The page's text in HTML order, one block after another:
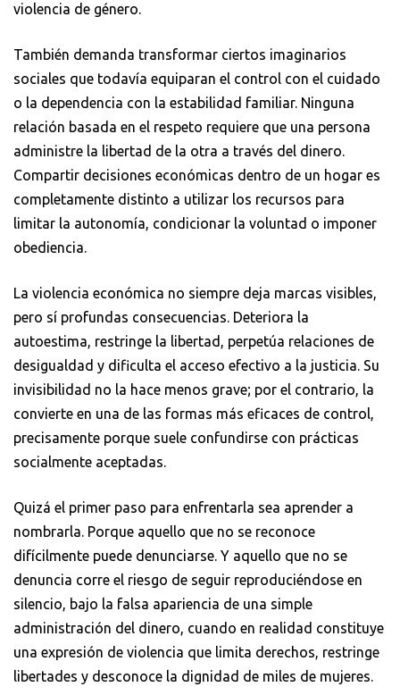
violencia de género.
También demanda transformar ciertos imaginarios
sociales que todavía equiparan el control con el cuidado
o la dependencia con la estabilidad familiar. Ninguna
relación basada en el respeto requiere que una persona
administre la libertad de la otra a través del dinero.
Compartir decisiones económicas dentro de un hogar es
completamente distinto a utilizar los recursos para
limitar la autonomía, condicionar la voluntad o imponer
obediencia.
La violencia económica no siempre deja marcas visibles,
pero sí profundas consecuencias. Deteriora la
autoestima, restringe la libertad, perpetúa relaciones de
desigualdad y dificulta el acceso efectivo a la justicia. Su
invisibilidad no la hace menos grave; por el contrario, la
convierte en una de las formas más eficaces de control,
precisamente porque suele confundirse con prácticas
socialmente aceptadas.
Quizá el primer paso para enfrentarla sea aprender a
nombrarla. Porque aquello que no se reconoce
difícilmente puede denunciarse. Y aquello que no se
denuncia corre el riesgo de seguir reproduciéndose en
silencio, bajo la falsa apariencia de una simple
administración del dinero, cuando en realidad constituye
una expresión de violencia que limita derechos, restringe
libertades y desconoce la dignidad de miles de mujeres.